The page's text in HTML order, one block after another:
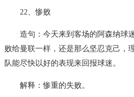
22、惨败
造句：今天来到客场的阿森纳球迷
败给曼联一样，还是那么坚忍克己，
队能尽快以好的表现来回报球迷。
解释：惨重的失败。